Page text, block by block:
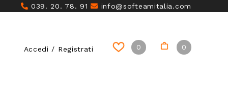
039. 20. 78. 91 info@softeamitalia.com
Accedi / Registrati 0 0